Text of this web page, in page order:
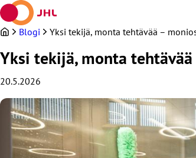
Siirry
sisältöön
Blogi Yksi tekijä, monta tehtävää –
Yksi tekijä, monta
20.5.2026